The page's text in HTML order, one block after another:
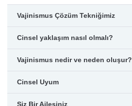
Vajinismus Çözüm Tekniğimiz
Cinsel yaklaşım nasıl olmalı?
Vajinismus nedir ve neden oluşur?
Cinsel Uyum
Siz Bir Ailesiniz